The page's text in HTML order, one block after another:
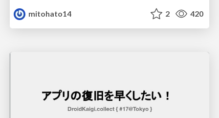
mitohato14
2 420